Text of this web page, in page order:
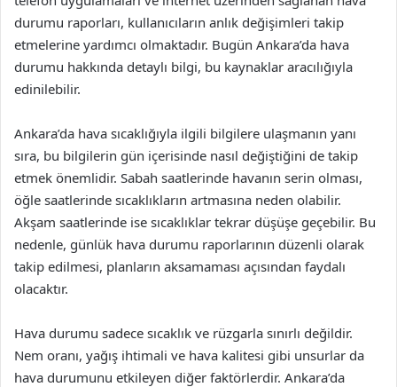
durumu raporları, kullanıcıların anlık değişimleri takip
etmelerine yardımcı olmaktadır. Bugün Ankara’da hava
durumu hakkında detaylı bilgi, bu kaynaklar aracılığıyla
edinilebilir.
Ankara’da hava sıcaklığıyla ilgili bilgilere ulaşmanın yanı
sıra, bu bilgilerin gün içerisinde nasıl değiştiğini de takip
etmek önemlidir. Sabah saatlerinde havanın serin olması,
öğle saatlerinde sıcaklıkların artmasına neden olabilir.
Akşam saatlerinde ise sıcaklıklar tekrar düşüşe geçebilir. Bu
nedenle, günlük hava durumu raporlarının düzenli olarak
takip edilmesi, planların aksamaması açısından faydalı
olacaktır.
Hava durumu sadece sıcaklık ve rüzgarla sınırlı değildir.
Nem oranı, yağış ihtimali ve hava kalitesi gibi unsurlar da
hava durumunu etkileyen diğer faktörlerdir. Ankara’da